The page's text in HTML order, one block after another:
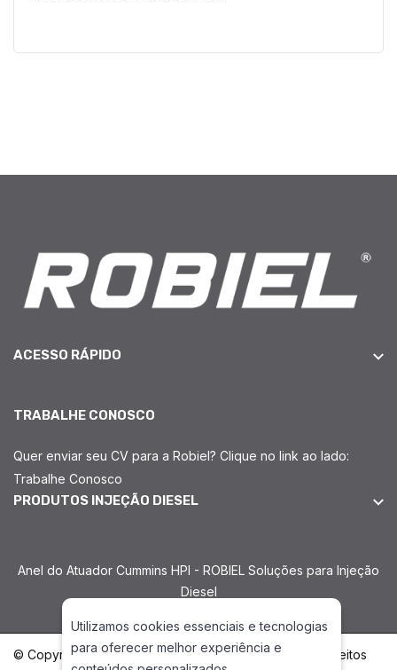
ACESSO RÁPIDO
TRABALHE CONOSCO
Quer enviar seu CV para a Robiel? Clique no link ao lado:
Trabalhe Conosco
PRODUTOS INJEÇÃO DIESEL
Anel do Atuador Cummins HPI - ROBIEL Soluções para Injeção
Diesel
© Copyright 2026. DIVIA Marketing Digital. Todos os Direitos
Utilizamos cookies essenciais e tecnologias
para oferecer melhor experiência e